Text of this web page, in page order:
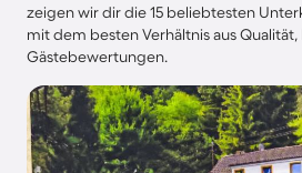
zeigen wir dir die 15 beliebtesten
mit dem besten Verhältnis aus Qualität,
Gästebewertungen.